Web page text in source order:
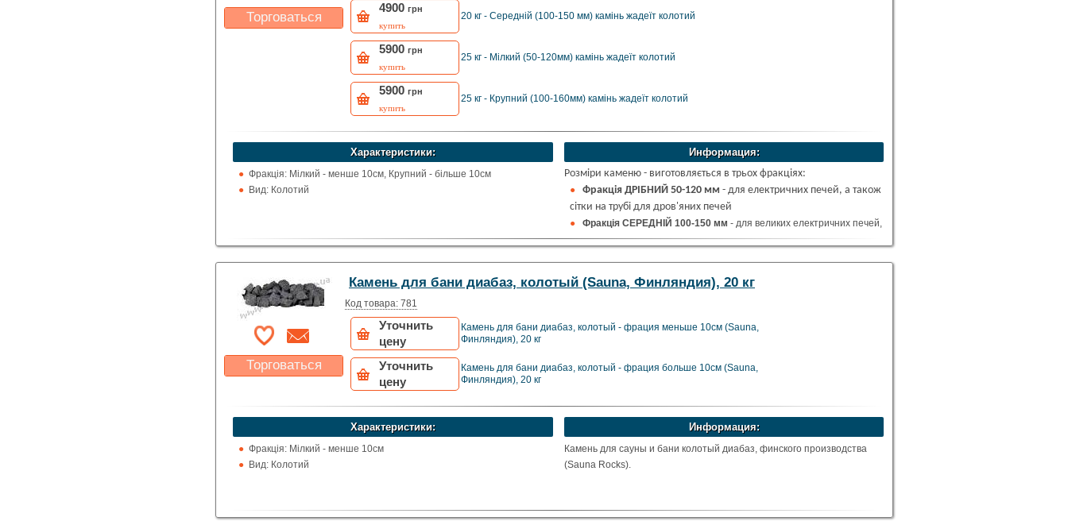
Торговаться
4900 грн
купить
20 кг - Середній (100-150 мм) камінь жадеїт колотий
5900 грн
купить
25 кг - Мілкий (50-120мм) камінь жадеїт колотий
5900 грн
купить
25 кг - Крупний (100-160мм) камінь жадеїт колотий
Характеристики:
Фракція: Мілкий - менше 10см, Крупний - більше 10см
Вид: Колотий
Информация:
Розміри каменю - виготовляється в трьох фракціях:
Фракція ДРІБНИЙ 50-120 мм - для електричних печей, а також
сітки на трубі для дров'яних печей
Фракція СЕРЕДНІЙ 100-150 мм - для великих електричних печей,
а також сітки на трубі для дров'яних, дров'яні сіткові печі
Вага упаковки:10/20кг/25 кг
Торговаться
Камень для бани диабаз, колотый (Sauna, Финляндия), 20 кг
Код товара: 781
Уточнить
цену
Камень для бани диабаз, колотый - фрация меньше 10см (Sauna,
Финляндия), 20 кг
Уточнить
цену
Камень для бани диабаз, колотый - фрация больше 10см (Sauna,
Финляндия), 20 кг
Характеристики:
Фракція: Мілкий - менше 10см
Вид: Колотий
Информация:
Камень для сауны и бани колотый диабаз, финского производства
(Sauna Rocks).